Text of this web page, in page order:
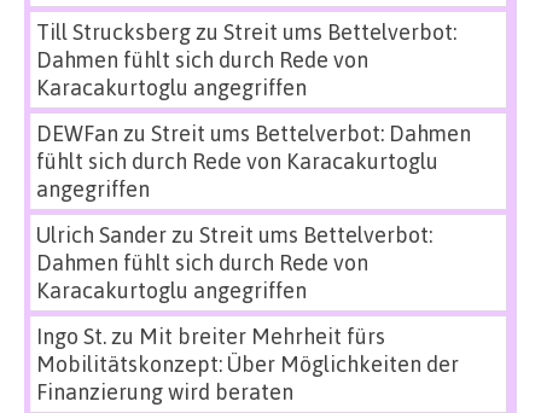
Till Strucksbergzu Streit ums Bettelverbot:
Dahmen fühlt sich durch Rede von
Karacakurtoglu angegriffen
DEWFan zu Streit ums Bettelverbot: Dahmen
fühlt sich durch Rede von Karacakurtoglu
angegriffen
Ulrich Sanderzu Streit ums Bettelverbot:
Dahmen fühlt sich durch Rede von
Karacakurtoglu angegriffen
Ingo St.zu Mit breiter Mehrheit fürs
Mobilitätskonzept: Über Möglichkeiten der
Finanzierung wird beraten